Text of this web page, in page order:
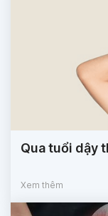
Qua tuổi dậy
Xem thêm